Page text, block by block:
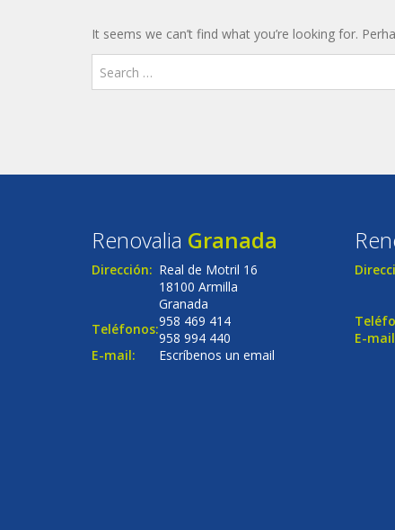
It seems we can’t find what you’re looking for.
Renovalia Granada
Dirección: Real de Motril 16
18100 Armilla
Granada
Teléfonos:958 469 414
958 994 440
E-mail:
Escríbenos un email
E-